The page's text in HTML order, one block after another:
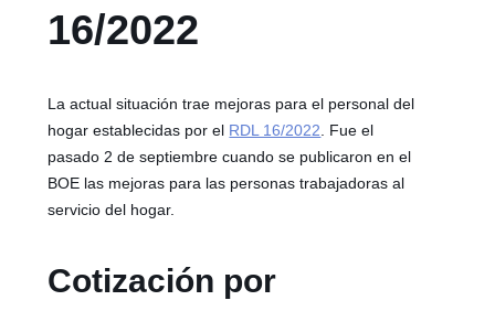
16/2022
La actual situación trae mejoras para el personal del
hogar establecidas por el RDL 16/2022. Fue el
pasado 2 de septiembre cuando se publicaron en el
BOE las mejoras para las personas trabajadoras al
servicio del hogar.
Cotización por